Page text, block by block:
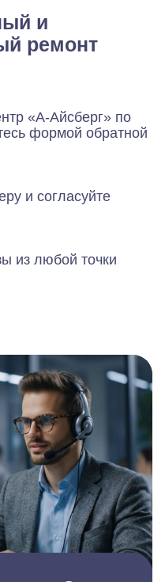
и
ремонт
«А-Айсберг» по
формой обратной
и согласуйте
из любой точки